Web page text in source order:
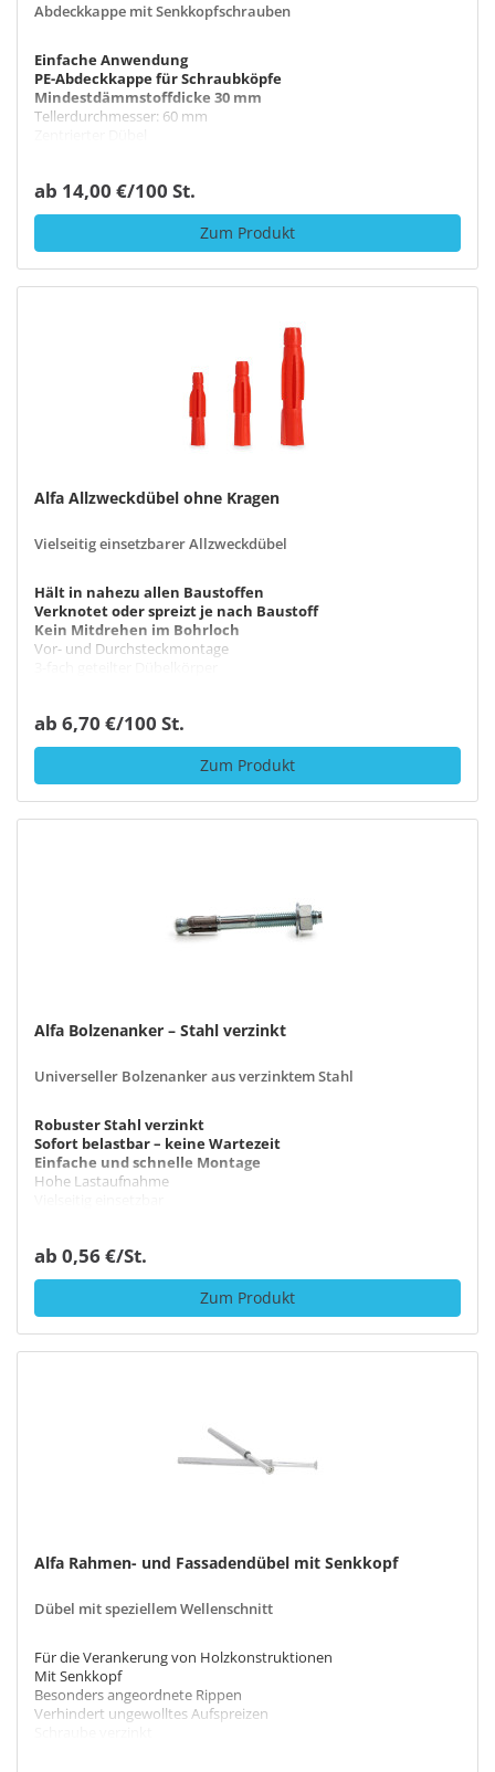
Abdeckkappe mit Senkkopfschrauben
Einfache Anwendung
PE-Abdeckkappe für Schraubköpfe
Mindestdämmstoffdicke 30 mm
Tellerdurchmesser: 60 mm
ab 14,00 €/100 St.
Zum Produkt
Alfa Allzweckdübel ohne Kragen
Vielseitig einsetzbarer Allzweckdübel
Hält in nahezu allen Baustoffen
Verknotet oder spreizt je nach Baustoff
Kein Mitdrehen im Bohrloch
Vor- und Durchsteckmontage
ab 6,70 €/100 St.
Zum Produkt
Alfa Bolzenanker – Stahl verzinkt
Universeller Bolzenanker aus verzinktem Stahl
Robuster Stahl verzinkt
Sofort belastbar – keine Wartezeit
Einfache und schnelle Montage
Hohe Lastaufnahme
ab 0,56 €/St.
Zum Produkt
Alfa Rahmen- und Fassadendübel mit Senkkopf
Dübel mit speziellem Wellenschnitt
Für die Verankerung von Holzkonstruktionen
Mit Senkkopf
Besonders angeordnete Rippen
Verhindert ungewolltes Aufspreizen